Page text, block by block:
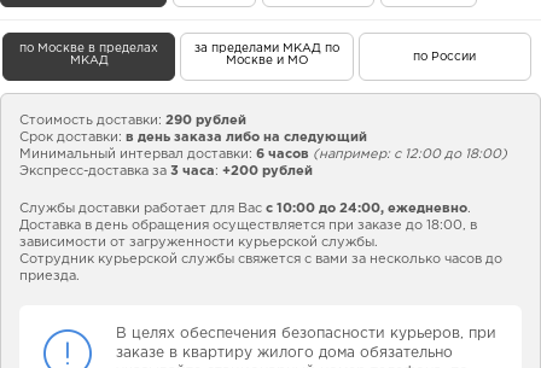
по Москве в пределах
МКАД
за пределами МКАД по
Москве и МО
по России
Стоимость доставки: 290 рублей
Срок доставки: в день заказа либо на следующий
Минимальный интервал доставки: 6 часов (например: с 12:00 до 18:00)
Экспресс-доставка за 3 часа : +200 рублей
Службы доставки работает для Вас с 10:00 до 24:00, ежедневно.
Доставка в день обращения осуществляется при заказе до 18:00, в
зависимости от загруженности курьерской службы.
Сотрудник курьерской службы свяжется с вами за несколько часов до
приезда.
В целях обеспечения безопасности курьеров, при
заказе в квартиру жилого дома обязательно